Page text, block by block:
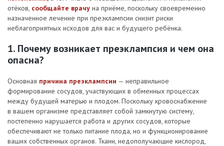
отёков, сообщайте врачу на приёме, поскольку своевременно
назначенное лечение при преэклампсии снизит риски
неблагоприятных исходов для вас и будущего ребёнка.
1. Почему возникает преэклампсия и чем она
опасна?
Основная причина преэклампсии — неправильное
формирование сосудов, участвующих в обменных процессах
между будущей матерью и плодом. Поскольку кровоснабжение
в вашем организме представляет собой замкнутую систему,
постепенно нарушается работа и других сосудов, которые
обеспечивают не только питание плода, но и функционирование
ваших собственных органов. Ткани, недополучающие кислород,